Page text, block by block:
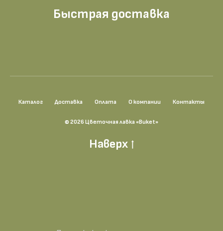
Быстрая доставка
Каталог Доставка Оплата О компании Контакты
© 2026 Цветочная лавка «Buket»
Наверх